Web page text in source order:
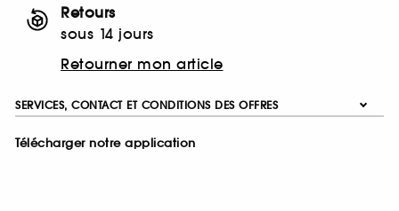
Retours
sous 14 jours
Retourner mon article
SERVICES, CONTACT ET CONDITIONS DES OFFRES
Télécharger notre application